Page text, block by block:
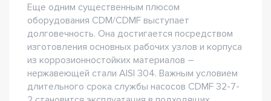
Еще одним существенным плюсом
оборудования CDM/CDMF выступает
долговечность. Она достигается посредством
изготовления основных рабочих узлов и корпуса
из коррозионностойких материалов –
нержавеющей стали AISI 304. Важным условием
длительного срока службы насосов CDMF 32-7-